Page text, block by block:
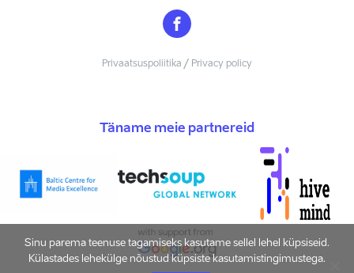
Privaatsuspoliitika / Privacy policy
Täname meie partnereid
Sinu parema teenuse tagamiseks kasutame sellel lehel küpsiseid.
Külastades lehekülge nõustud küpsiste kasutamistingimustega.